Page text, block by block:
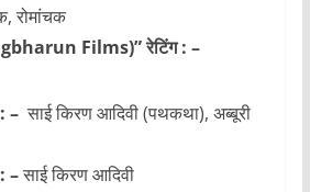
रोमांचक
Films)” रेटिंग : –
साई किरण आदिवी (पथकथा), अब्बूरी
–साई किरण आदिवी